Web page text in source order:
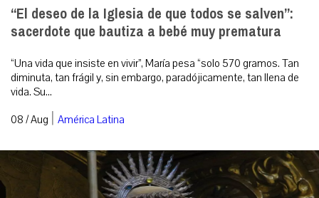
“El deseo de la Iglesia de que todos se salven”:
sacerdote que bautiza a bebé muy prematura
“Una vida que insiste en vivir”, María pesa “solo 570 gramos. Tan
diminuta, tan frágil y, sin embargo, paradójicamente, tan llena de
vida. Su...
08 / Aug | América Latina